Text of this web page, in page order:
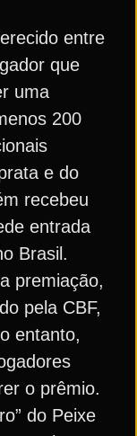
entre
que
uma
200
e do
recebeu
entrada
Brasil.
premiação,
pela CBF,
entanto,
o prêmio.
do Peixe